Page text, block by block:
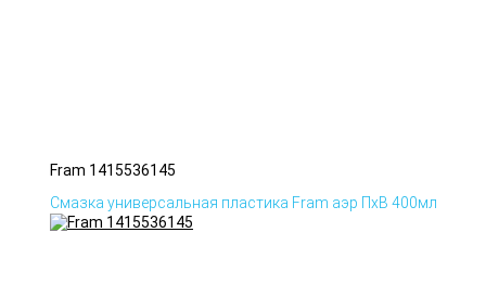
Fram 1415536145
Смазка универсальная пластика Fram аэр ПхВ 400мл